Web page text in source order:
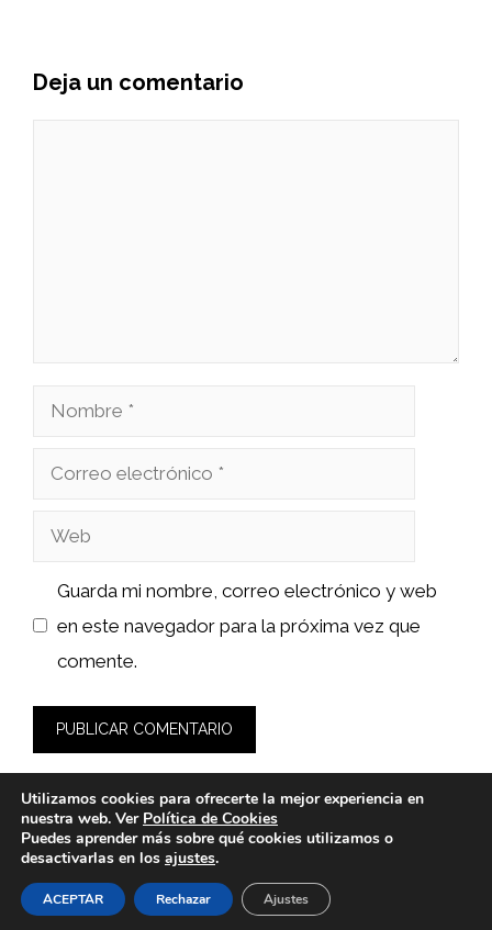
Deja un comentario
Nombre
Correo
Web
Guarda mi nombre, correo electrónico y web
en este navegador para la próxima vez que
comente.
© 2026 fashionlawinstitute.es -
Aviso Legal
Política de cookies
Utilizamos cookies para ofrecerte la mejor experiencia en
nuestra web. Ver Política de Cookies
Puedes aprender más sobre qué cookies utilizamos o
desactivarlas en los ajustes.
ACEPTAR Rechazar Ajustes